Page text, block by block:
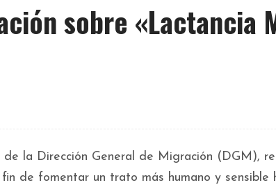
sobre «Lactancia
de la Dirección General de Migración (DGM),
de fomentar un trato más humano y sensible